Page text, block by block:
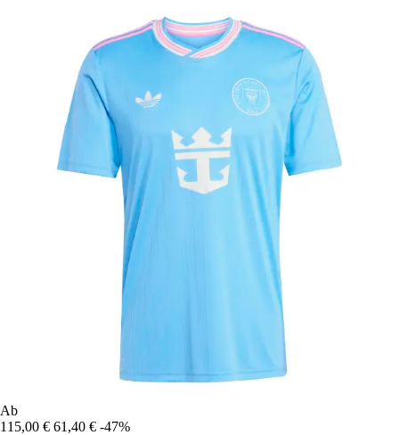
Ab
115,00 € 61,40 € -47%